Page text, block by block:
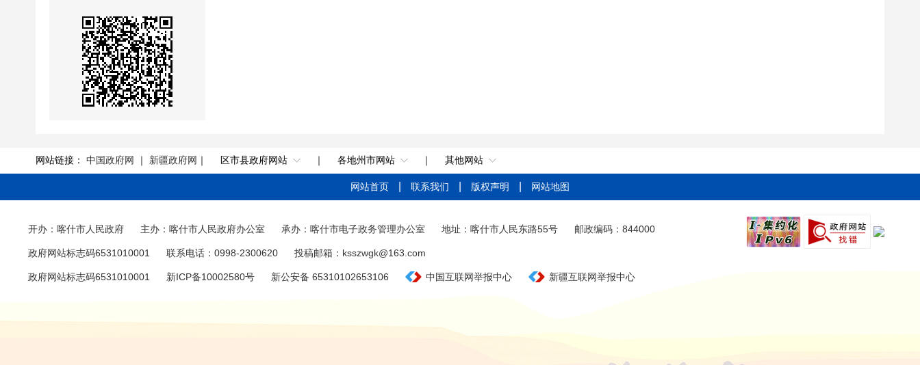
网站链接： 中国政府网 ｜ 新疆政府网 ｜ 区市县政府网站 ｜ 各地州市网站 ｜ 其他网站
网站首页 联系我们 版权声明 网站地图
开办：喀什市人民政府 主办：喀什市人民政府办公室 承办：喀什市电子政务管理办公室 地址：喀什市人民东路55号 邮政编码：844000
政府网站标志码6531010001 联系电话：0998-2300620 投稿邮箱：ksszwgk@163.com
政府网站标志码6531010001 新ICP备10002580号 新公安备 65310102653106 中国互联网举报中心 新疆互联网举报中心